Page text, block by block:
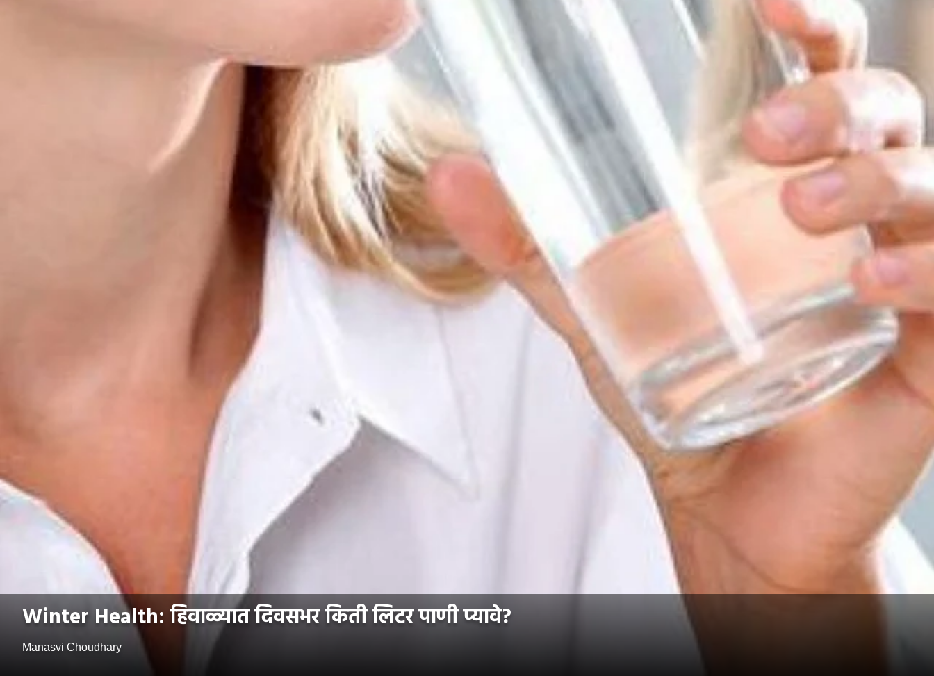
Winter Health: हिवाळ्यात दिवसभर किती लिटर पाणी प्यावे?
Manasvi Choudhary